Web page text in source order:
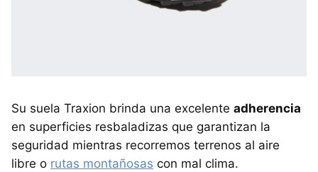
Su suela Traxion brinda una excelente adherencia
en superficies resbaladizas que garantizan la
seguridad mientras recorremos terrenos al aire
libre o rutas montañosas con mal clima.